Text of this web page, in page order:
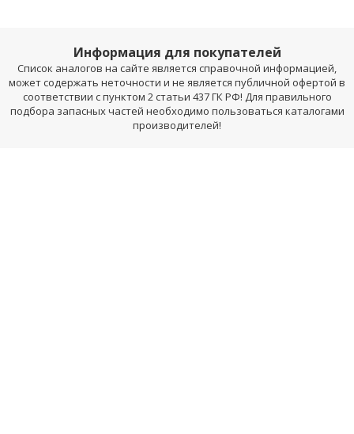
Информация для покупателей
Список аналогов на сайте является справочной информацией,
может содержать неточности и не является публичной офертой в
соответствии с пунктом 2 статьи 437 ГК РФ! Для правильного
подбора запасных частей необходимо пользоваться каталогами
производителей!